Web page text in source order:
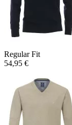
Regular Fit
54,95 €